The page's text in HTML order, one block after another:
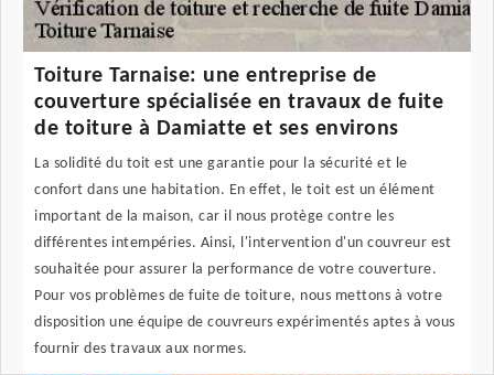
Toiture Tarnaise: une entreprise de
couverture spécialisée en travaux de fuite
de toiture à Damiatte et ses environs
La solidité du toit est une garantie pour la sécurité et le
confort dans une habitation. En effet, le toit est un élément
important de la maison, car il nous protège contre les
différentes intempéries. Ainsi, l'intervention d'un couvreur est
souhaitée pour assurer la performance de votre couverture.
Pour vos problèmes de fuite de toiture, nous mettons à votre
disposition une équipe de couvreurs expérimentés aptes à vous
fournir des travaux aux normes.